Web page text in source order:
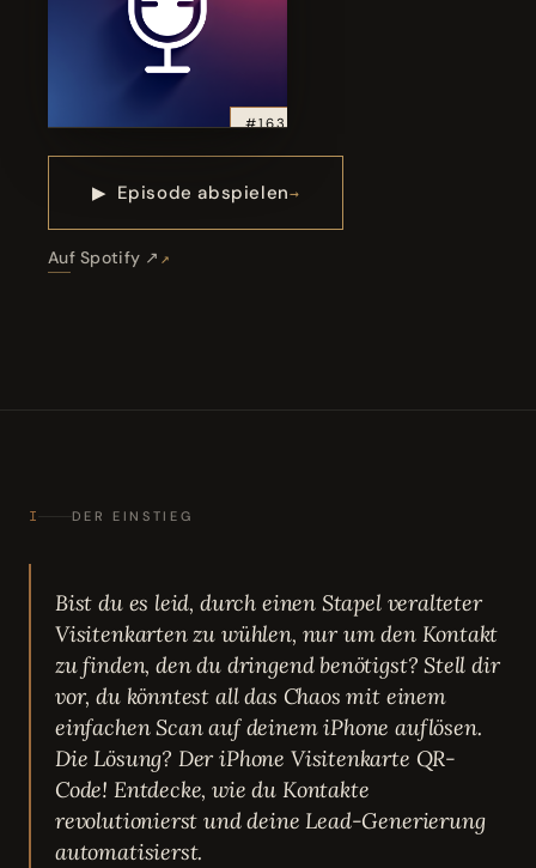
#163
▶ Episode abspielen
Auf Spotify ↗
I DER EINSTIEG
Bist du es leid, durch einen Stapel veralteter
Visitenkarten zu wühlen, nur um den Kontakt
zu finden, den du dringend benötigst? Stell dir
vor, du könntest all das Chaos mit einem
einfachen Scan auf deinem iPhone auflösen.
Die Lösung? Der iPhone Visitenkarte QR-
Code! Entdecke, wie du Kontakte
revolutionierst und deine Lead-Generierung
automatisierst.